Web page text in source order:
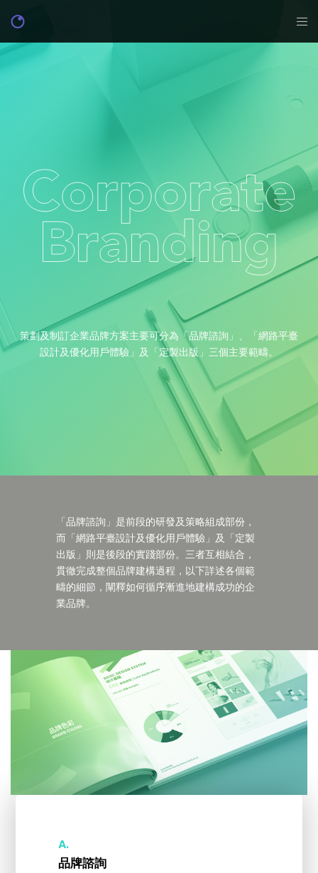
策劃及制訂企業品牌方案主要可分為「品牌諮詢」、「網路平臺
設計及優化用戶體驗」及「定製出版」三個主要範疇。
「品牌諮詢」是前段的研發及策略組成部份，
而「網路平臺設計及優化用戶體驗」及「定製
出版」則是後段的實踐部份。三者互相結合，
貫徹完成整個品牌建構過程，以下詳述各個範
疇的細節，闡釋如何循序漸進地建構成功的企
業品牌。
A.
品牌諮詢